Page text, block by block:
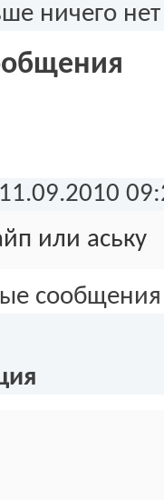
ничего нет
11.09.2010
или аську